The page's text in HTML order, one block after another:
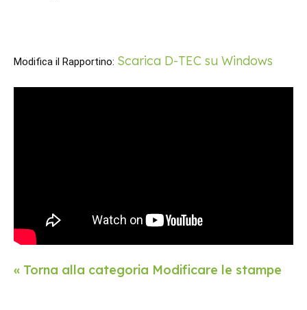
Modifica il Rapportino: Scarica D-TEC su Windows
« Torna alla categoria Modificare le stampe